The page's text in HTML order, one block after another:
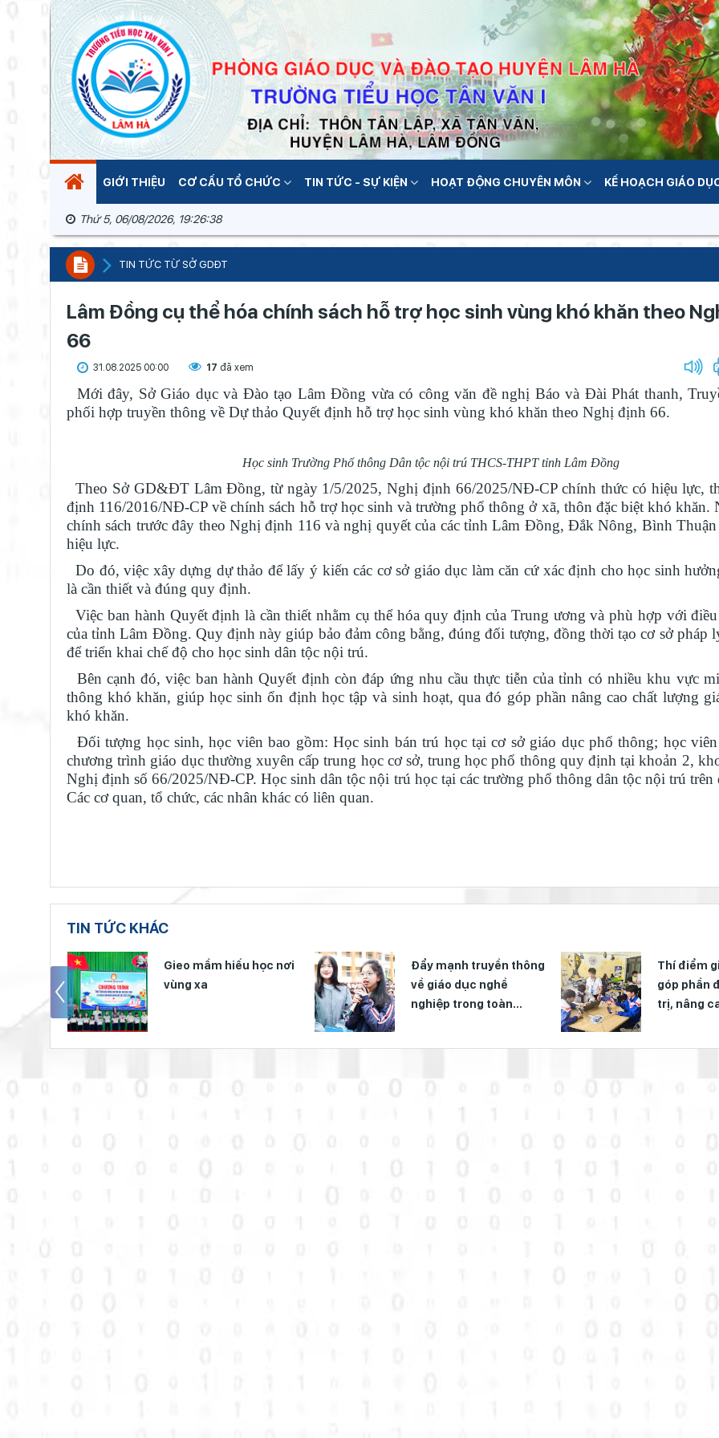
GIỚI THIỆU CƠ CẤU TỔ CHỨC TIN TỨC - SỰ KIỆN HOẠT ĐỘNG CHUYÊN MÔN KẾ HOẠCH GIÁO
Thứ 5, 06/08/2026, 19:26:39
TIN TỨC TỪ SỞ GDĐT
Lâm Đồng cụ thể hóa chính sách hỗ trợ học sinh vùng khó khăn theo
66
31.08.2025 00:00 17 đã xem
Mới đây, Sở Giáo dục và Đào tạo Lâm Đồng vừa có công văn đề nghị Báo và Đài Phát thanh,
phối hợp truyền thông về Dự thảo Quyết định hỗ trợ học sinh vùng khó khăn theo Nghị định 66.
Học sinh Trường Phổ thông Dân tộc nội trú THCS-THPT tỉnh Lâm Đồng
Theo Sở GD&ĐT Lâm Đồng, từ ngày 1/5/2025, Nghị định 66/2025/NĐ-CP chính thức có hiệu lực,
định 116/2016/NĐ-CP về chính sách hỗ trợ học sinh và trường phổ thông ở xã, thôn đặc biệt khó khăn.
chính sách trước đây theo Nghị định 116 và nghị quyết của các tỉnh Lâm Đồng, Đắk Nông, Bình Thuận
hiệu lực.
Do đó, việc xây dựng dự thảo để lấy ý kiến các cơ sở giáo dục làm căn cứ xác định cho học sinh
là cần thiết và đúng quy định.
Việc ban hành Quyết định là cần thiết nhằm cụ thể hóa quy định của Trung ương và phù hợp với
của tỉnh Lâm Đồng. Quy định này giúp bảo đảm công bằng, đúng đối tượng, đồng thời tạo cơ sở pháp
để triển khai chế độ cho học sinh dân tộc nội trú.
Bên cạnh đó, việc ban hành Quyết định còn đáp ứng nhu cầu thực tiễn của tỉnh có nhiều khu vực
thông khó khăn, giúp học sinh ổn định học tập và sinh hoạt, qua đó góp phần nâng cao chất lượng
khó khăn.
Đối tượng học sinh, học viên bao gồm: Học sinh bán trú học tại cơ sở giáo dục phổ thông; học
chương trình giáo dục thường xuyên cấp trung học cơ sở, trung học phổ thông quy định tại khoản 2,
Nghị định số 66/2025/NĐ-CP. Học sinh dân tộc nội trú học tại các trường phổ thông dân tộc nội trú trên
Các cơ quan, tổ chức, các nhân khác có liên quan.
TIN TỨC KHÁC
Gieo mầm hiếu học nơi
vùng xa
Đẩy mạnh truyền thông
về giáo dục nghề
nghiệp trong toàn
Thí điểm
góp phần
trị, nâng